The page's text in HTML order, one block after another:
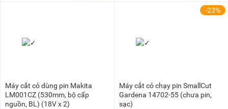
Máy cắt cỏ dùng pin Makita
LM001CZ (530mm, bộ cấp
nguồn, BL) (18V x 2)
-23%
Máy cắt cỏ chạy pin SmallCut
Gardena 14702-55 (chưa pin,
sạc)